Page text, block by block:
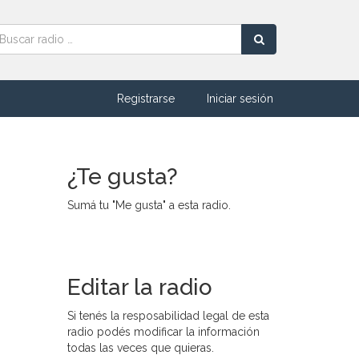
Registrarse Iniciar sesión
¿Te gusta?
Sumá tu "Me gusta" a esta radio.
Editar la radio
Si tenés la resposabilidad legal de esta
radio podés modificar la información
todas las veces que quieras.